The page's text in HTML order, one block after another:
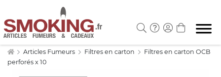
Articles Fumeurs Filtres en carton
Filtres en carton OCB
perforés x 10